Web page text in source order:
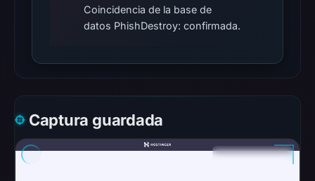
2026
Browsing
recorded
Coincidencia de la base de
datos PhishDestroy: confirmada.
Captura guardada